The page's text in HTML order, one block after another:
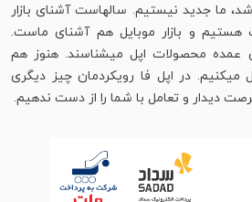
ما جدید نیستیم. سالهاست آشنای بازار
و بازار موبایل هم آشنای ماست.
محصولات اپل میشناسند. هنوز هم
میکنیم. در اپل فا رویکردمان چیز دیگری
دیدار و تعامل با شما را از دست ندهیم.